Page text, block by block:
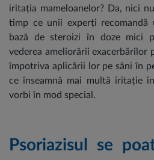
iritația mameloanelor? Da, nici
timp ce unii experți recomandă
bază de steroizi în doze mici
vederea ameliorării exacerbărilor
împotriva aplicării lor pe sâni în
ce înseamnă mai multă iritație
vorbi în mod special.
Psoriazisul se